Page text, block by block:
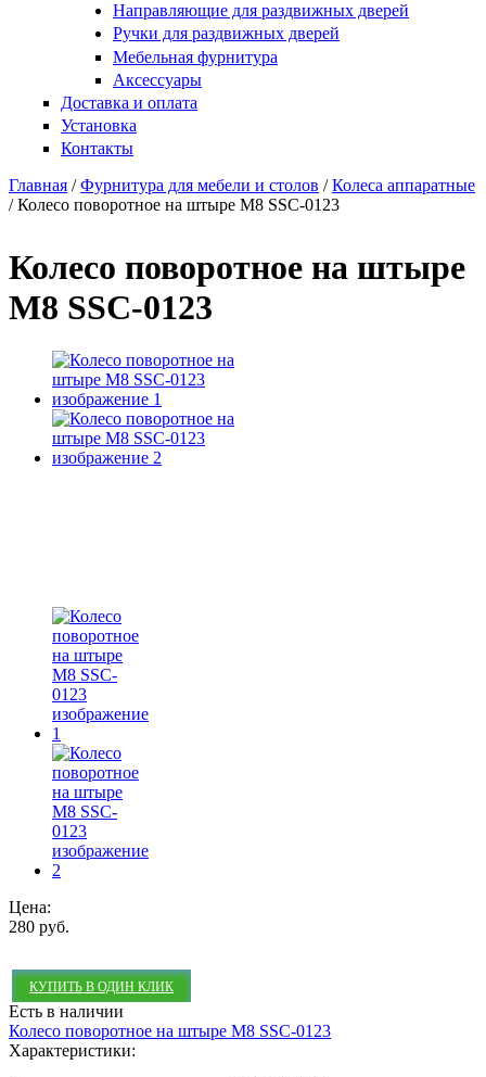
Направляющие для раздвижных дверей
Ручки для раздвижных дверей
Мебельная фурнитура
Аксессуары
Доставка и оплата
Установка
Контакты
Вы здесь
Главная / Фурнитура для мебели и столов / Колеса аппаратные
/ Колесо поворотное на штыре М8 SSC-0123
Колесо поворотное на штыре
М8 SSC-0123
Цена:
280 руб.
КУПИТЬ В ОДИН КЛИК
Есть в наличии
Колесо поворотное на штыре М8 SSC-0123
Характеристики: